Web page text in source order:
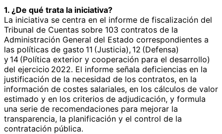
1. ¿De qué trata la iniciativa?
La iniciativa se centra en el informe de fiscalización del
Tribunal de Cuentas sobre 103 contratos de la
Administración General del Estado correspondientes a
las políticas de gasto 11 (Justicia), 12 (Defensa)
y 14 (Política exterior y cooperación para el desarrollo)
del ejercicio 2022. El informe señala deficiencias en la
justificación de la necesidad de los contratos, en la
información de costes salariales, en los cálculos de valor
estimado y en los criterios de adjudicación, y formula
una serie de recomendaciones para mejorar la
transparencia, la planificación y el control de la
contratación pública.